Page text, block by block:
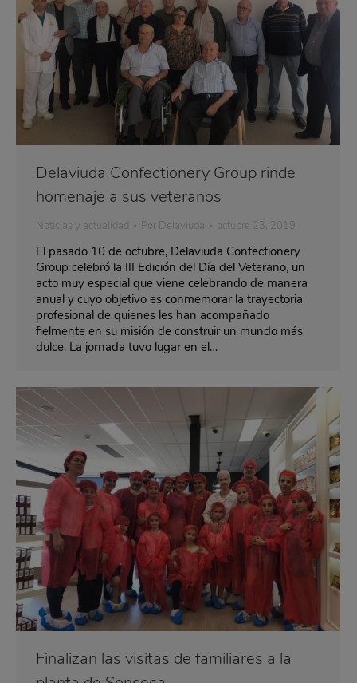
Delaviuda Confectionery Group rinde
homenaje a sus veteranos
Noticias y actualidad Por Delaviuda octubre 23, 2019
El pasado 10 de octubre, Delaviuda Confectionery
Group celebró la III Edición del Día del Veterano, un
acto muy especial que viene celebrando de manera
anual y cuyo objetivo es conmemorar la trayectoria
profesional de quienes les han acompañado
fielmente en su misión de construir un mundo más
dulce. La jornada tuvo lugar en el…
Finalizan las visitas de familiares a la